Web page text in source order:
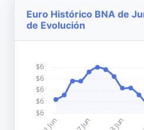
Euro Histórico BNA de
de Evolución